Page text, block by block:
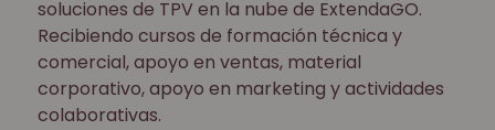
soluciones de TPV en la nube de ExtendaGO.
Recibiendo cursos de formación técnica y
comercial, apoyo en ventas, material
corporativo, apoyo en marketing y actividades
colaborativas.